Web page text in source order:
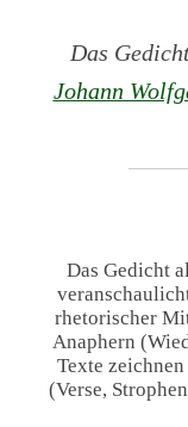
Das
Johann
Das Gedicht
rhetorischer
Anaphern
Texte
(Verse,